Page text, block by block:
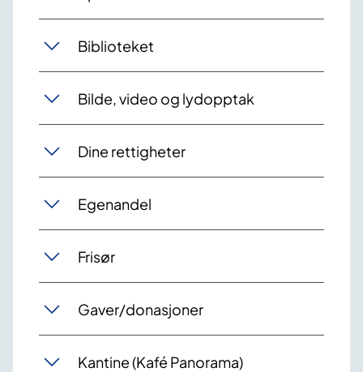
Biblioteket
Bilde, video og lydopptak
Dine rettigheter
Egenandel
Frisør
Gaver/donasjoner
Kantine (Kafé Panorama)